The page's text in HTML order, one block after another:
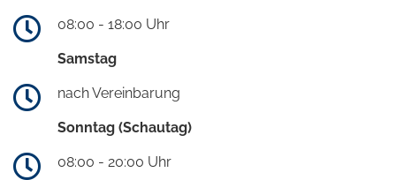
08:00 - 18:00 Uhr
Samstag
nach Vereinbarung
Sonntag (Schautag)
08:00 - 20:00 Uhr